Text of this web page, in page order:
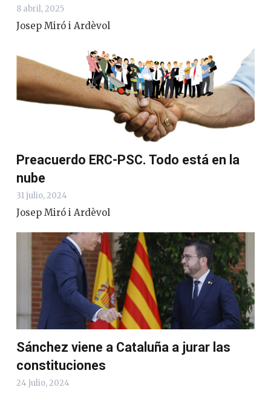
8 abril, 2025
Josep Miró i Ardèvol
Preacuerdo ERC-PSC. Todo está en la
nube
31 julio, 2024
Josep Miró i Ardèvol
Sánchez viene a Cataluña a jurar las
constituciones
24 julio, 2024